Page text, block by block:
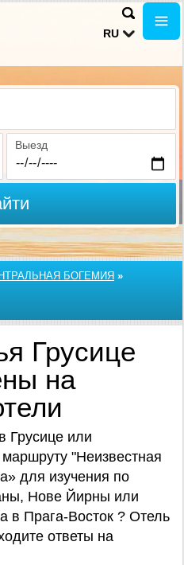
RU
Выезд
БОГЕМИЯ »
Грусице
на
Грусице или
маршруту "Неизвестная
для изучения по
Нове Йирны или
в Прага-Восток ? Отель
ответы на